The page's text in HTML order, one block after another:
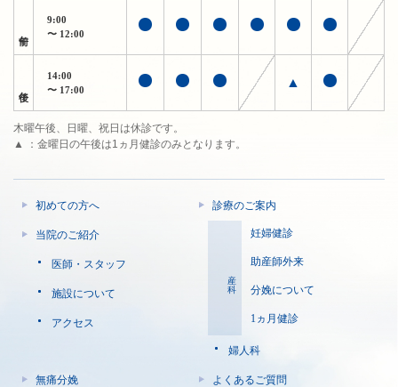
9:00
〜 12:00
14:00
〜 17:00
▲
木曜午後、日曜、祝日は休診です。
▲ ：金曜日の午後は1ヵ月健診のみとなります。
初めての方へ
当院のご紹介
医師・スタッフ
施設について
アクセス
診療のご案内
産科
妊婦健診
助産師外来
分娩について
1ヵ月健診
婦人科
無痛分娩 よくあるご質問